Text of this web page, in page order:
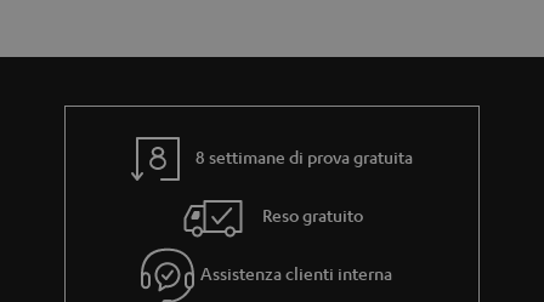
d
ea
8 settimane di prova gratuita
Reso gratuito
Assistenza clienti interna